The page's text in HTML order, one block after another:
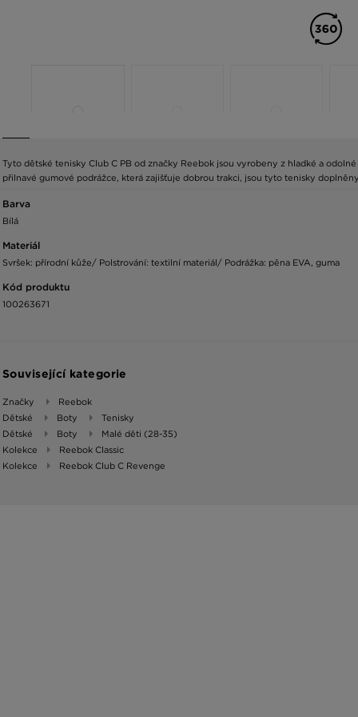
Tyto dětské tenisky Club C PB od značky Reebok jsou vyrobeny z hladké a
přilnavé gumové podrážce, která zajišťuje dobrou trakci, jsou tyto tenisky
Barva
Bílá
Materiál
Svršek: přírodní kůže/ Polstrování: textilní materiál/ Podrážka: pěna EVA, guma
Kód produktu
100263671
Související kategorie
Značky
Reebok
Dětské
Boty
Tenisky
Dětské
Boty
Malé děti (28-35)
Kolekce
Reebok Classic
Kolekce
Reebok Club C Revenge